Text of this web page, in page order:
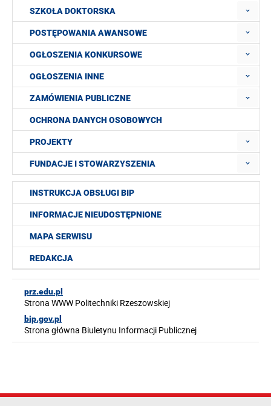
SZKOŁA DOKTORSKA
POSTĘPOWANIA AWANSOWE
OGŁOSZENIA KONKURSOWE
OGŁOSZENIA INNE
ZAMÓWIENIA PUBLICZNE
OCHRONA DANYCH OSOBOWYCH
PROJEKTY
FUNDACJE I STOWARZYSZENIA
INSTRUKCJA OBSŁUGI BIP
INFORMACJE NIEUDOSTĘPNIONE
MAPA SERWISU
REDAKCJA
prz.edu.pl
Strona WWW Politechniki Rzeszowskiej
bip.gov.pl
Strona główna Biuletynu Informacji Publicznej